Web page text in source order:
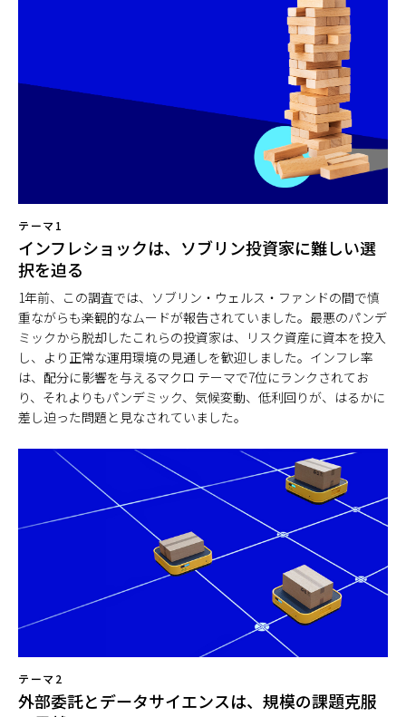
テーマ1
インフレショックは、ソブリン投資家に難しい選
択を迫る
1年前、この調査では、ソブリン・ウェルス・ファンドの間で慎
重ながらも楽観的なムードが報告されていました。最悪のパンデ
ミックから脱却したこれらの投資家は、リスク資産に資本を投入
し、より正常な運用環境の見通しを歓迎しました。インフレ率
は、配分に影響を与えるマクロ テーマで7位にランクされてお
り、それよりもパンデミック、気候変動、低利回りが、はるかに
差し迫った問題と見なされていました。
テーマ2
外部委託とデータサイエンスは、規模の課題克服